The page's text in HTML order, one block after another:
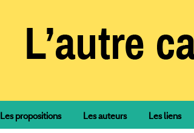
Les propositions Les auteurs Les liens